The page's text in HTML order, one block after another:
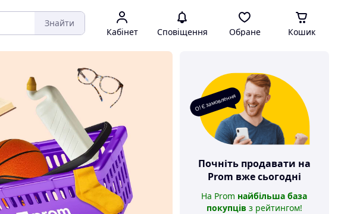
Знайти
Кабінет Сповіщення Обране Кошик
О! Є замовлення
Почніть продавати на
Prom вже сьогодні
На Prom найбільша база
покупців з рейтингом!